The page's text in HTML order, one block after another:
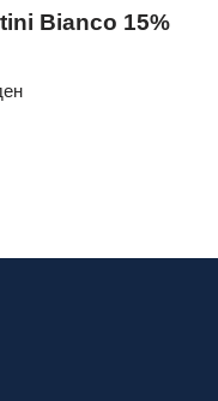
Bianco 15%